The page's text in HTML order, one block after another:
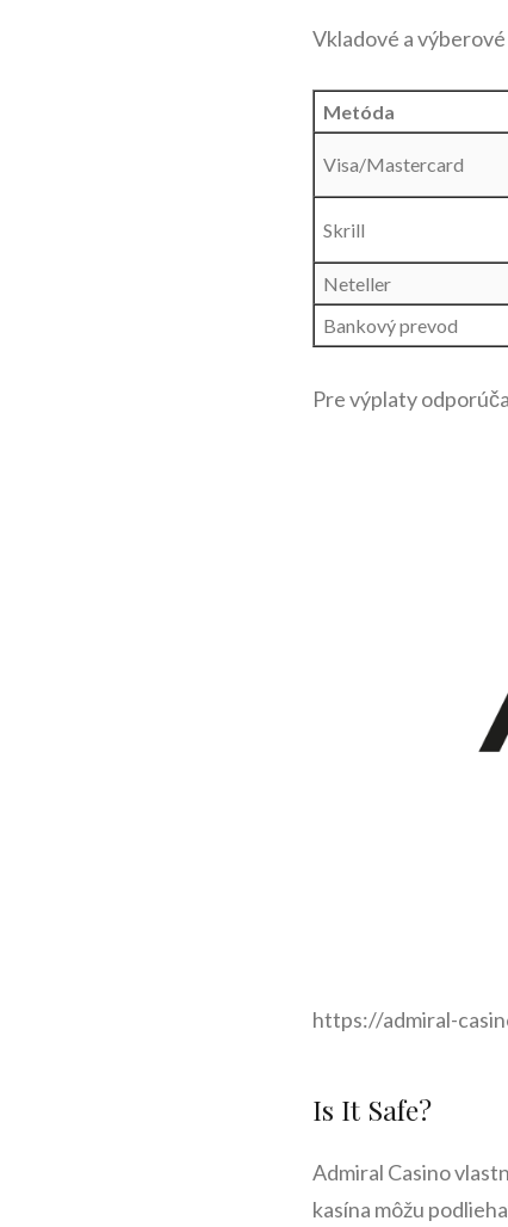
Vkladové a
Metóda
Visa/Mastercard
Skrill
Neteller
Bankový prevod
Pre výplaty
https://admiral-
Is It Safe?
Admiral Casino
kasína môžu